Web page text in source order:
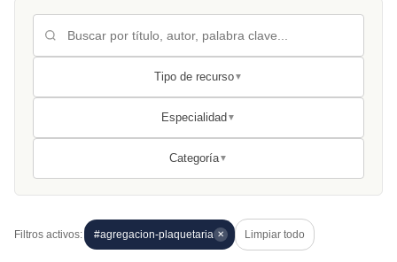
Tipo de recurso▼
Especialidad ▼
Categoría▼
Filtros activos: #agregacion-plaquetaria ✕ Limpiar todo